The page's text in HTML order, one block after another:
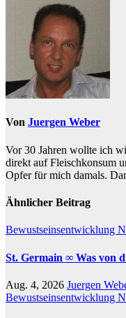
Von Juergen Weber
Vor 30 Jahren wollte ich
direkt auf Fleischkonsum
Opfer für mich damals.
Ähnlicher Beitrag
Bewustseinsentwicklung
St. Germain ∞ Was von
Aug. 4, 2026 Juergen
Bewustseinsentwicklung